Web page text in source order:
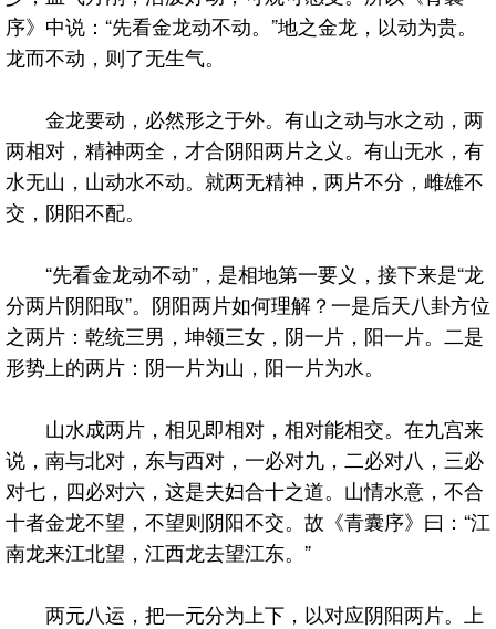
序》中说：“先看金龙动不动。”地之金龙，以动为贵。
龙而不动，则了无生气。
金龙要动，必然形之于外。有山之动与水之动，两
两相对，精神两全，才合阴阳两片之义。有山无水，有
水无山，山动水不动。就两无精神，两片不分，雌雄不
交，阴阳不配。
“先看金龙动不动”，是相地第一要义，接下来是“龙
分两片阴阳取”。阴阳两片如何理解？一是后天八卦方位
之两片：乾统三男，坤领三女，阴一片，阳一片。二是
形势上的两片：阴一片为山，阳一片为水。
山水成两片，相见即相对，相对能相交。在九宫来
说，南与北对，东与西对，一必对九，二必对八，三必
对七，四必对六，这是夫妇合十之道。山情水意，不合
十者金龙不望，不望则阴阳不交。故《青囊序》曰：“江
南龙来江北望，江西龙去望江东。”
两元八运，把一元分为上下，以对应阴阳两片。上